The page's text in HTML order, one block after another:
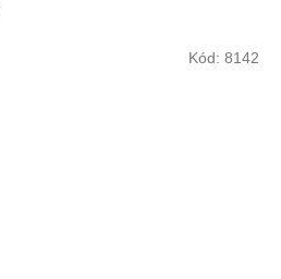
Kód: 8142